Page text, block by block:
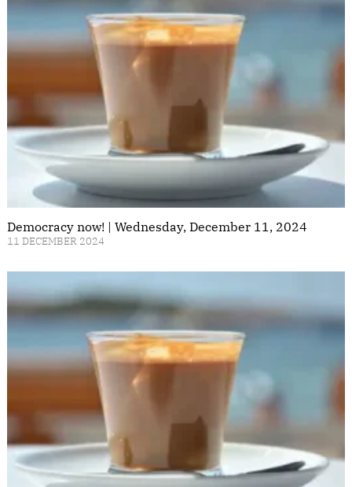
Democracy now! | Wednesday, December 11, 2024
11 DECEMBER 2024